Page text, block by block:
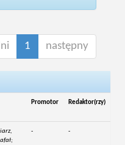
1 następny
Promotor Redaktor(rzy)
- -